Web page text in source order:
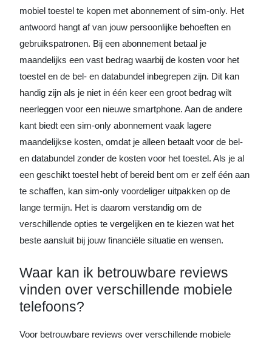
mobiel toestel te kopen met abonnement of sim-only. Het
antwoord hangt af van jouw persoonlijke behoeften en
gebruikspatronen. Bij een abonnement betaal je
maandelijks een vast bedrag waarbij de kosten voor het
toestel en de bel- en databundel inbegrepen zijn. Dit kan
handig zijn als je niet in één keer een groot bedrag wilt
neerleggen voor een nieuwe smartphone. Aan de andere
kant biedt een sim-only abonnement vaak lagere
maandelijkse kosten, omdat je alleen betaalt voor de bel-
en databundel zonder de kosten voor het toestel. Als je al
een geschikt toestel hebt of bereid bent om er zelf één aan
te schaffen, kan sim-only voordeliger uitpakken op de
lange termijn. Het is daarom verstandig om de
verschillende opties te vergelijken en te kiezen wat het
beste aansluit bij jouw financiële situatie en wensen.
Waar kan ik betrouwbare reviews
vinden over verschillende mobiele
telefoons?
Voor betrouwbare reviews over verschillende mobiele